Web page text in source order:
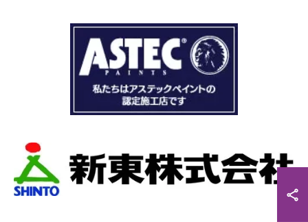
瓦の劣化がだいぶ進んでいて所々でヒビや1箇所
穴が空いているのもわりました。
本当は屋根全部を変えたいところでしたが、こ
の先10数年で住み替え予定なので瓦の差し替え
をお願いしました。
作業です。
当初夕方４時頃終了予定が、家にあった予備の
瓦まで使って瓦を差し替えてもらったので薄暗
くなるまで頑張っていただき頭の下がる思いで